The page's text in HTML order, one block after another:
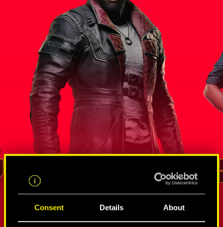
Consent Details About
間諜和竄網使的錯綜網絡
索羅門．
蟄伏狗命